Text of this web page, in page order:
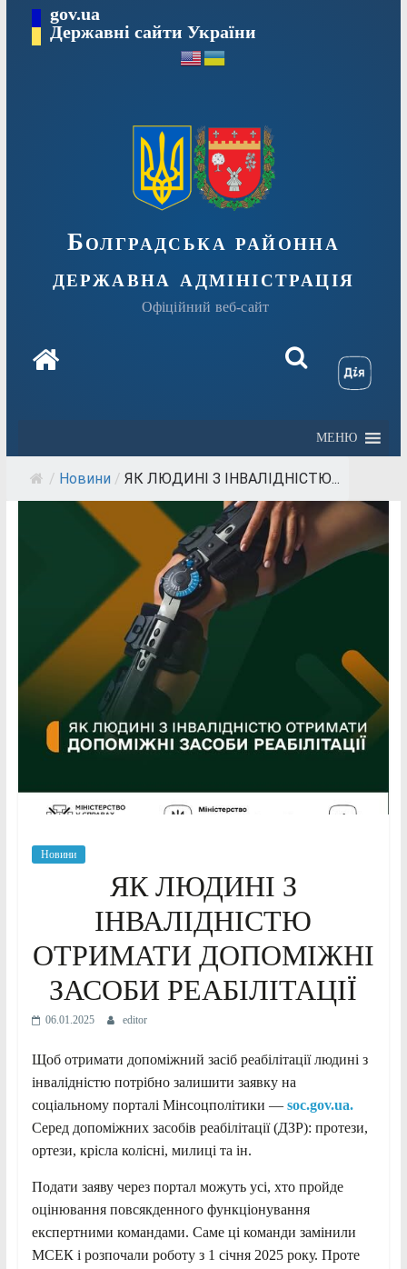
Перейтиgov.ua
Державні сайти України
Болградська районна
державна адміністрація
Офіційний веб-сайт
МЕНЮ
/ Новини / ЯК ЛЮДИНІ З ІНВАЛІДНІСТЮ...
Новини
ЯК ЛЮДИНІ З
ІНВАЛІДНІСТЮ
ОТРИМАТИ ДОПОМІЖНІ
ЗАСОБИ РЕАБІЛІТАЦІЇ
06.01.2025 editor
Щоб отримати допоміжний засіб реабілітації людині з
інвалідністю потрібно залишити заявку на
соціальному порталі Мінсоцполітики — soc.gov.ua.
Серед допоміжних засобів реабілітації (ДЗР): протези,
ортези, крісла колісні, милиці та ін.
Подати заяву через портал можуть усі, хто пройде
оцінювання повсякденного функціонування
експертними командами. Саме ці команди замінили
МСЕК і розпочали роботу з 1 січня 2025 року. Проте